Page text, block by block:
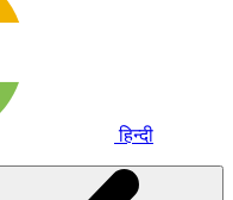
हिन्दी